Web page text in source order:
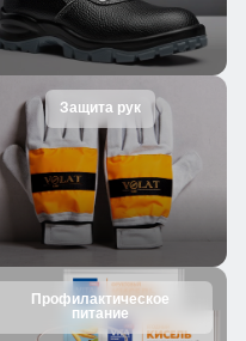
Защита рук
Профилактическое
питание